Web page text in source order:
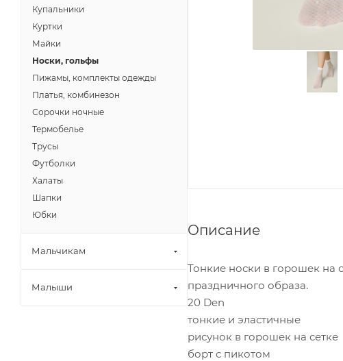
Описание
Тонкие носки в горошек на
праздничного образа.
20 Den
тонкие и эластичные
рисунок в горошек на сетке
борт с пикотом
Купальники
Куртки
Майки
Носки, гольфы
Пижамы, комплекты одежды
Платья, комбинезон
Сорочки ночные
Термобелье
Трусы
Футболки
Халаты
Шапки
Юбки
Мальчикам
Малыши